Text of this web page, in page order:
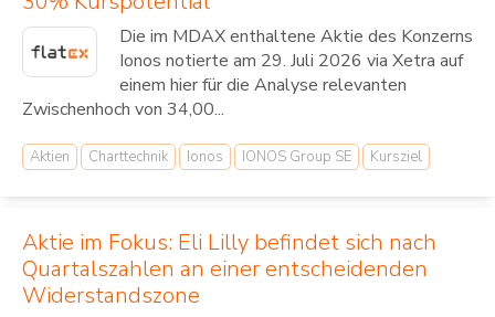
Die im MDAX enthaltene Aktie des Konzerns
Ionos notierte am 29. Juli 2026 via Xetra auf
einem hier für die Analyse relevanten
Zwischenhoch von 34,00...
Aktien Charttechnik Ionos IONOS Group SE Kursziel
Aktie im Fokus: Eli Lilly befindet sich nach
Quartalszahlen an einer entscheidenden
Widerstandszone